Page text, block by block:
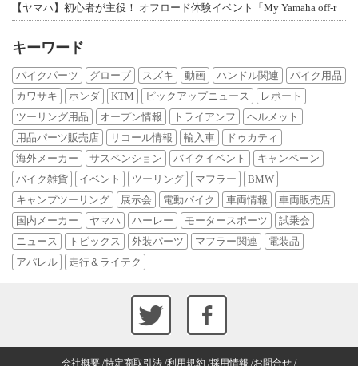
【ヤマハ】初心者が主役！ オフロード体験イベント「My Yamaha off-r
キーワード
バイクパーツ グローブ スズキ 動画 ハンドル関連
バイク用品
カワサキ
ホンダ KTM ピックアップニュース
レポート
ツーリング用品
オープン情報 トライアンフ
ヘルメット
用品パーツ販売店
リコール情報 輸入車
ドゥカティ
海外メーカー
サスペンション バイクイベント
キャンペーン
バイク雑貨
イベント ツーリング マフラー
BMW
キャンプツーリング
展示会 電動バイク 車両情報
車両販売店
国内メーカー
ヤマハ ハーレー モータースポーツ
試乗会
ニュース
トピックス 外装パーツ マフラー関連
電装品
アパレル
走行＆ライテク
会社概要 特定商取引法 利用規約 採用情報 お問合せ